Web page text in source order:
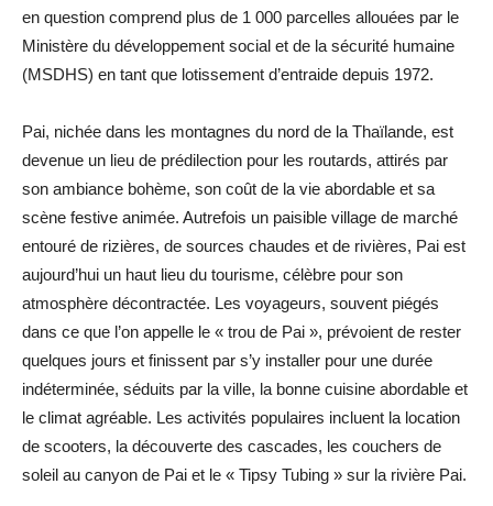
en question comprend plus de 1 000 parcelles allouées par le
Ministère du développement social et de la sécurité humaine
(MSDHS) en tant que lotissement d’entraide depuis 1972.
Pai, nichée dans les montagnes du nord de la Thaïlande, est
devenue un lieu de prédilection pour les routards, attirés par
son ambiance bohème, son coût de la vie abordable et sa
scène festive animée. Autrefois un paisible village de marché
entouré de rizières, de sources chaudes et de rivières, Pai est
aujourd’hui un haut lieu du tourisme, célèbre pour son
atmosphère décontractée. Les voyageurs, souvent piégés
dans ce que l’on appelle le « trou de Pai », prévoient de rester
quelques jours et finissent par s’y installer pour une durée
indéterminée, séduits par la ville, la bonne cuisine abordable et
le climat agréable. Les activités populaires incluent la location
de scooters, la découverte des cascades, les couchers de
soleil au canyon de Pai et le « Tipsy Tubing » sur la rivière Pai.